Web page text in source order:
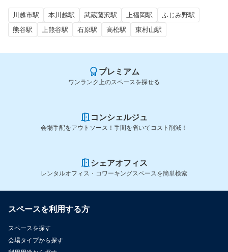
川越市駅 本川越駅 武蔵藤沢駅 上福岡駅
ふじみ野駅
熊谷駅
上熊谷駅 石原駅 高松駅 東村山駅
プレミアム
ワンランク上のスペースを探せる
コンシェルジュ
会場手配をアウトソース！手間を省いてコスト削減！
シェアオフィス
レンタルオフィス・コワーキングスペースを簡単検索
スペースを利用する方
スペースを探す
会場タイプから探す